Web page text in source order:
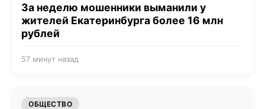
За неделю мошенники выманили у
жителей Екатеринбурга более 16 млн
рублей
57 минут назад
ОБЩЕСТВО